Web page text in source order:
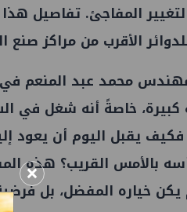
المفاجئ. تفاصيل
الأقرب من مراكز صنع
محمد عبد المنعم
كبيرة، خاصةً أنه شغل في
يقبل اليوم أن يعود
بالأمس القريب؟ هذه
يكن خياره المفضل، بل×